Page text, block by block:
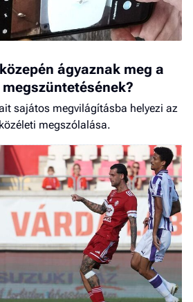
ágyaznak meg a
sajátos megvilágításba helyezi az
megszólalása.